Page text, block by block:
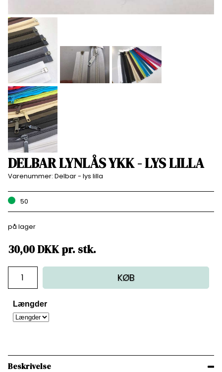
DELBAR LYNLÅS YKK - LYS LILLA
Varenummer: Delbar - lys lilla
50
på lager
30,00DKKpr. stk.
KØB
Længder
Beskrivelse